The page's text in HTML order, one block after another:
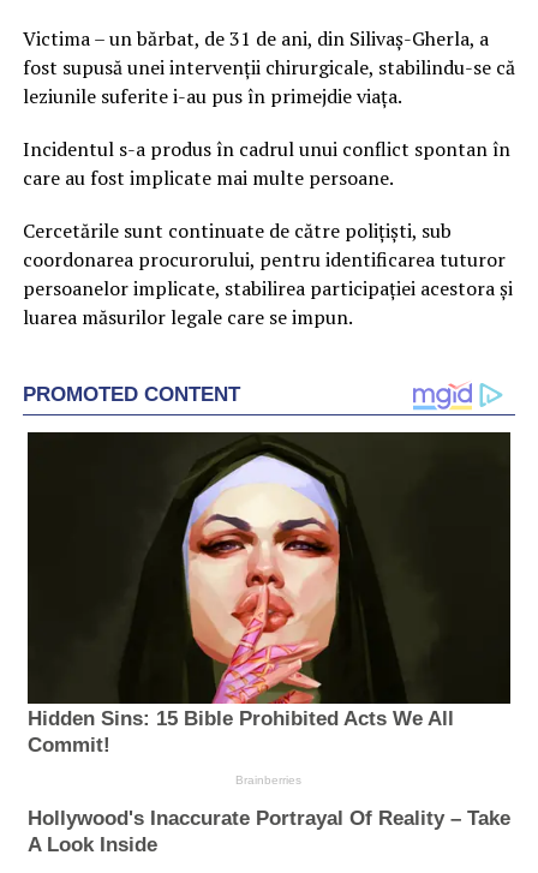
Victima – un bărbat, de 31 de ani, din Silivaș-Gherla, a
fost supusă unei intervenții chirurgicale, stabilindu-se că
leziunile suferite i-au pus în primejdie viața.
Incidentul s-a produs în cadrul unui conflict spontan în
care au fost implicate mai multe persoane.
Cercetările sunt continuate de către polițiști, sub
coordonarea procurorului, pentru identificarea tuturor
persoanelor implicate, stabilirea participației acestora și
luarea măsurilor legale care se impun.